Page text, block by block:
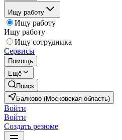
Ищу работу
Ищу работу
Ищу работу
Ищу сотрудника
Сервисы
Помощь
Ещё
Поиск
Балково (Московская область)
Войти
Войти
Создать резюме